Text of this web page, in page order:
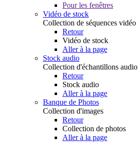
Pour les fenêtres
Vidéo de stock
Collection de séquences vidéo
Retour
Vidéo de stock
Aller à la page
Stock audio
Collection d'échantillons audio
Retour
Stock audio
Aller à la page
Banque de Photos
Collection d'images
Retour
Collection de photos
Aller à la page